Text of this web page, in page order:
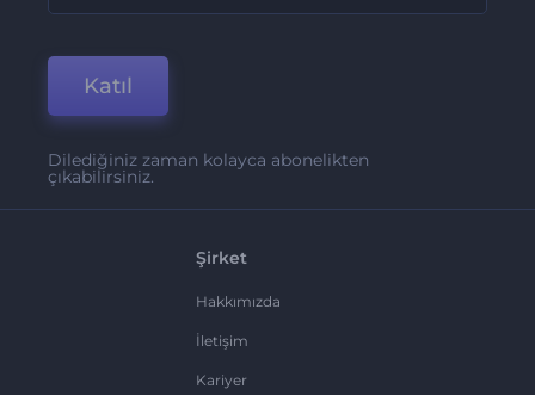
Katıl
Dilediğiniz zaman kolayca abonelikten
çıkabilirsiniz.
Şirket
Hakkımızda
İletişim
Kariyer